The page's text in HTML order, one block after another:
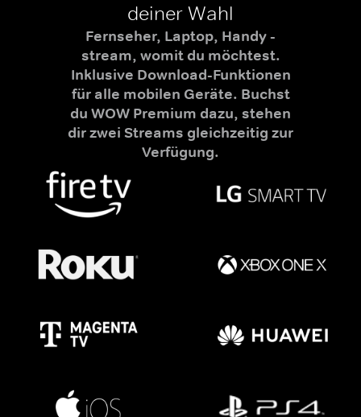
deiner Wahl
Fernseher, Laptop, Handy -
stream, womit du möchtest.
Inklusive Download-Funktionen
für alle mobilen Geräte. Buchst
du WOW Premium dazu, stehen
dir zwei Streams gleichzeitig zur
Verfügung.